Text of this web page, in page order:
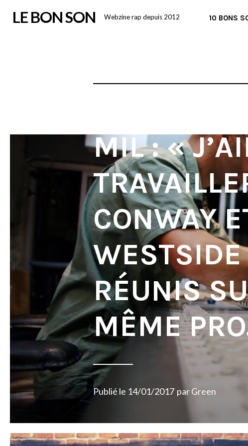
LE BON SON Webzine rap depuis 2012 10 BONS
MIL : «
CONWAY
RÉUNIS
MÊME
Publié le 14/01/2017 parGreen